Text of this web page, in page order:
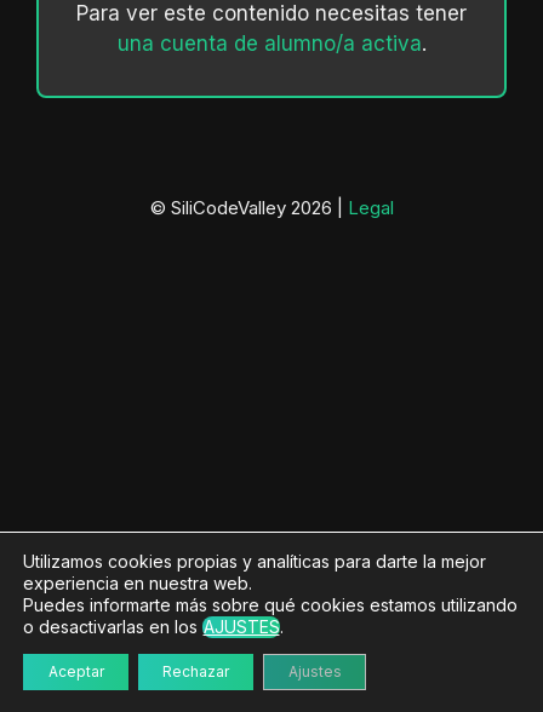
Para ver este contenido necesitas tener
una cuenta de alumno/a activa.
© SiliCodeValley 2026 | Legal
Utilizamos cookies propias y analíticas para darte la mejor
experiencia en nuestra web.
Puedes informarte más sobre qué cookies estamos utilizando
o desactivarlas en los AJUSTES.
Aceptar Rechazar Ajustes